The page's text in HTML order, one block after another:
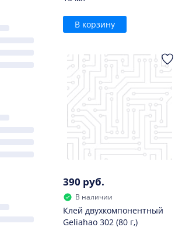
В корзину
390 руб.
В наличии
Клей двухкомпонентный
Geliahao 302 (80 г,)